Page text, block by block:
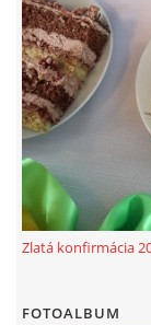
Zlatá konfirmácia
FOTOALBUM